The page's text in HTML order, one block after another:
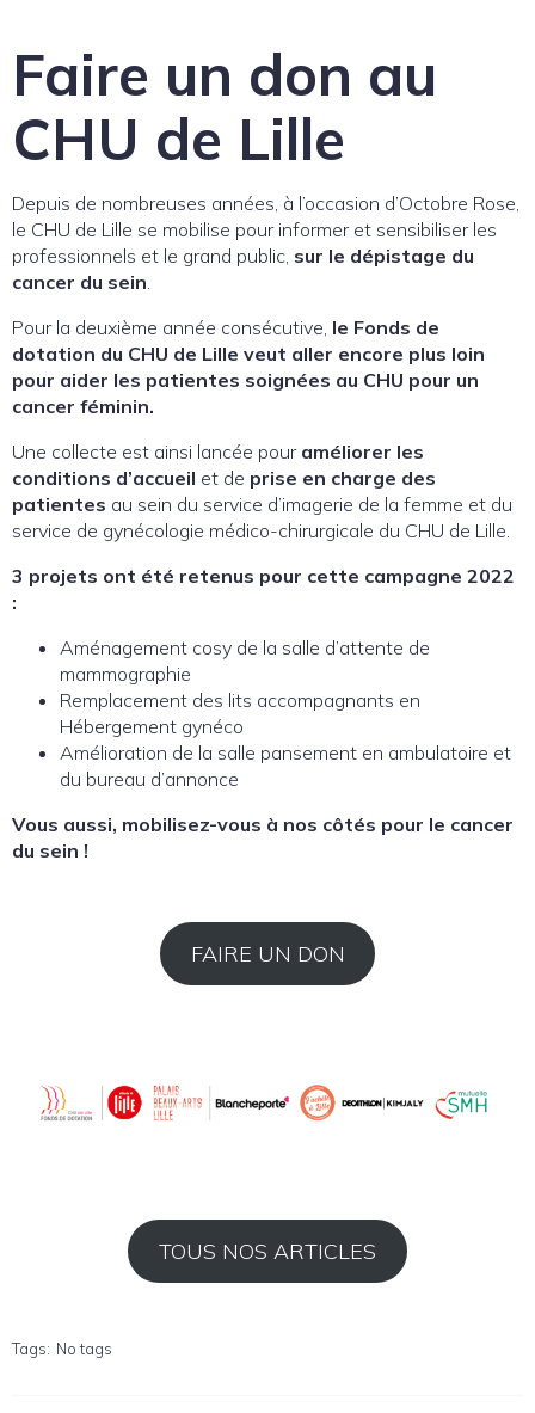
Faire un don au
CHU de Lille
Depuis de nombreuses années, à l’occasion d’Octobre Rose,
le CHU de Lille se mobilise pour informer et sensibiliser les
professionnels et le grand public, sur le dépistage du
cancer du sein
Pour la deuxième année consécutive, le Fonds de
dotation du CHU de Lille veut aller encore plus loin
pour aider les patientes soignées au CHU pour un
cancer féminin.
Une collecte est ainsi lancée pour améliorer les
conditions d’accueil et de prise en charge des
patientes au sein du service d’imagerie de la femme et du
service de gynécologie médico-chirurgicale du CHU de Lille.
3 projets ont été retenus pour cette campagne 2022
:
Aménagement cosy de la salle d’attente de
mammographie
Remplacement des lits accompagnants en
Hébergement gynéco
Amélioration de la salle pansement en ambulatoire et
du bureau d’annonce
Vous aussi, mobilisez-vous à nos côtés pour le cancer
du sein !
FAIRE UN DON
TOUS NOS ARTICLES
Tags: No tags